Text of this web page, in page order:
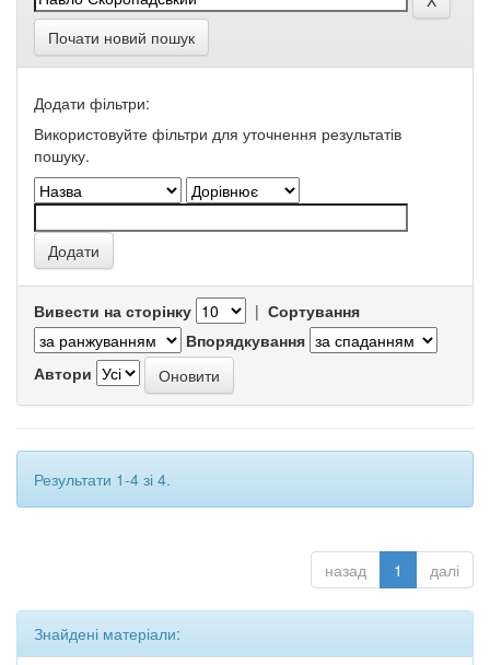
Почати новий пошук
Додати фільтри:
Використовуйте фільтри для уточнення результатів
пошуку.
Вивести на сторінку | Сортування
Впорядкування
Автори
Результати 1-4 зі 4.
назад 1 далі
Знайдені матеріали: